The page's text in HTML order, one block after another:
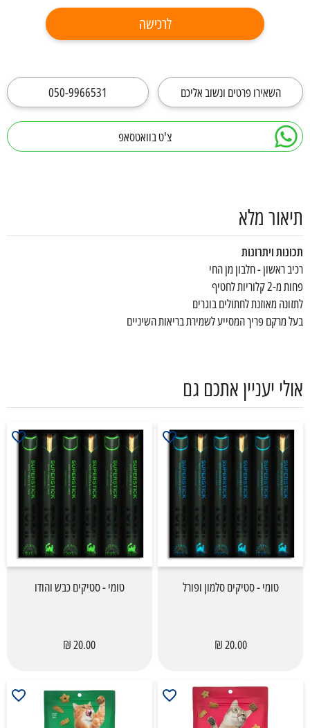
לרכישה
השאירו פרטים ונשוב אליכם 050-9966531
צ'ט בוואטסאפ
תיאור מלא
תכונות ויתרונות
רכיב ראשון - חלבון מן החי
פחות מ-2 קלוריות לחטיף
לתזונה מאוזנת לחתולים בוגרים
בעל מרקם פריך המסייע לשמירת בריאות השיניים
אולי יעניין אתכם גם
טומי - סטיקים סלמון ופורל
20.00 ₪
טומי - סטיקים כבש והודו
20.00 ₪